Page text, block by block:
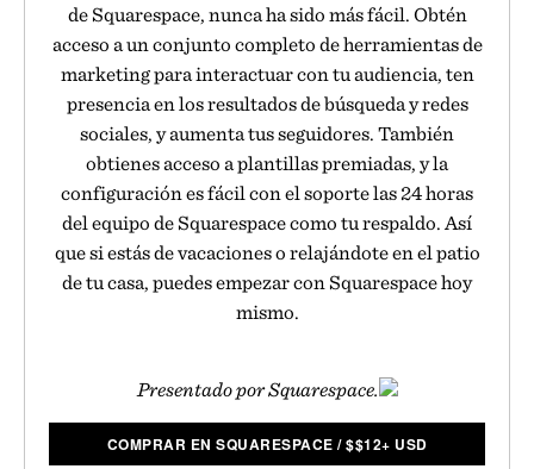
de Squarespace, nunca ha sido más fácil. Obtén
acceso a un conjunto completo de herramientas de
marketing para interactuar con tu audiencia, ten
presencia en los resultados de búsqueda y redes
sociales, y aumenta tus seguidores. También
obtienes acceso a plantillas premiadas, y la
configuración es fácil con el soporte las 24 horas
del equipo de Squarespace como tu respaldo. Así
que si estás de vacaciones o relajándote en el patio
de tu casa, puedes empezar con Squarespace hoy
mismo.
Presentado por Squarespace.
COMPRAR EN SQUARESPACE /$$12+ USD